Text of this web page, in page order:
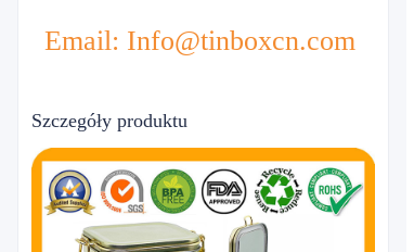
Email: Info@tinboxcn.com
Szczegóły produktu